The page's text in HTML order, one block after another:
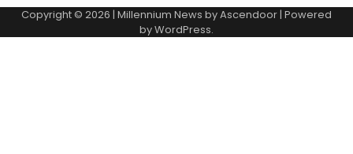
Copyright © 2026 | Millennium News byAscendoor | Powered
byWordPress.